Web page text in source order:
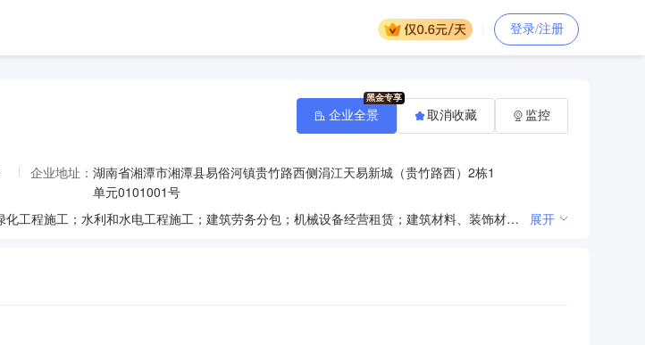
登录/注册
企业地址： 湖南省湘潭市湘潭县易俗河镇贵竹路西侧涓江天易新城（贵竹路西）2栋1
单元0101001号
公路工程建筑；土石方工程服务；市政公用工程施工；园林绿化工程施工；水利和水电工程施工；建筑劳务分包；机械设备经营租赁；建筑材料、装饰材料、五金产品销售。（依法须经批准的项目，经相关部门批准后方可开展经营活动） 展开
企业全景 取消收藏 监控